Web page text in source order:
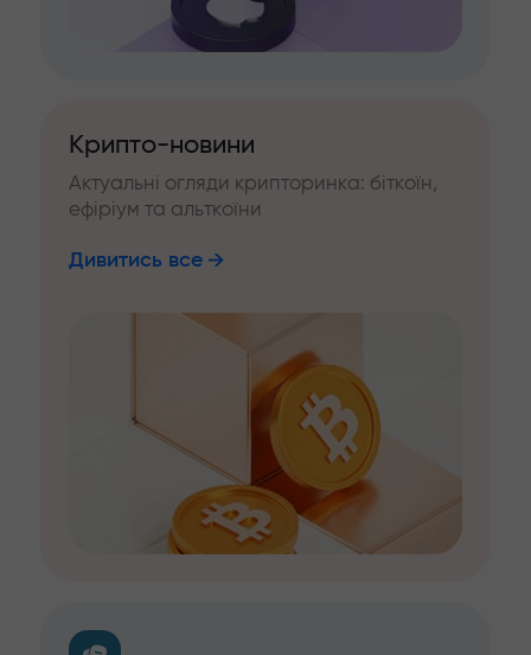
Крипто-новини
Актуальні огляди крипторинка: біткоїн,
ефіріум та альткоїни
Дивитись все